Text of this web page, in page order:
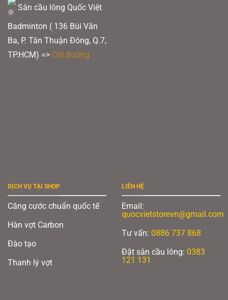
Sân cầu lông Quốc Việt
Badminton ( 136 Bùi Văn
Ba, P. Tân Thuận Đông, Q.7,
TP.HCM) => Chỉ đường
DỊCH VỤ TẠI SHOP
Căng cước chuẩn quốc tế
Hàn vợt Carbon
Đào tạo
Thanh lý vợt
LIÊN HỆ
Email:
quocvietstorevn@gmail.com
Tư vấn: 0886 737 868
Đặt sân cầu lông: 0383
121 131